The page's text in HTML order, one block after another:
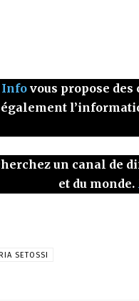
vous propose
également
un canal de
et du monde.
SETOSSI